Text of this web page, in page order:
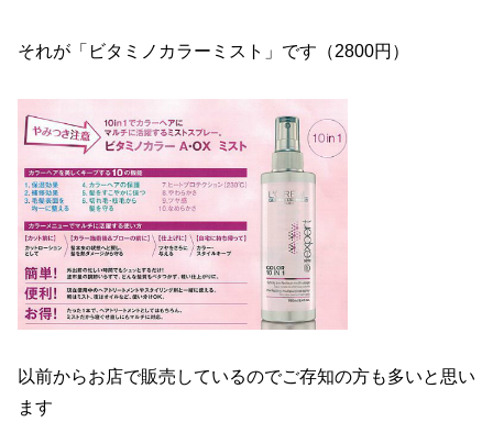
それが「ビタミノカラーミスト」です（2800円）
以前からお店で販売しているのでご存知の方も多いと思い
ます